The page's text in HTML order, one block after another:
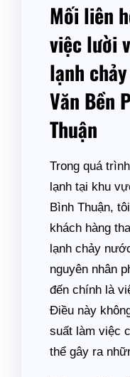
Mối liên
việc lười
lạnh
Văn Bền
Thuận
Trong quá
lạnh tại khu
Bình Thuận,
khách hàng
lạnh chảy
nguyên nhân
đến chính là
Điều này
suất làm việc
thể gây ra